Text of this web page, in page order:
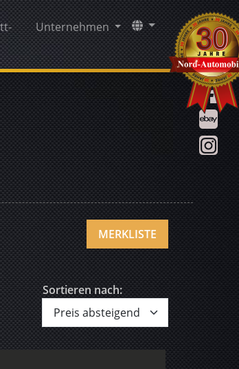
Unternehmen
MERKLISTE
Sortieren nach: